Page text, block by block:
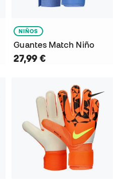
NIÑOS
Guantes Match Niño
27,99 €